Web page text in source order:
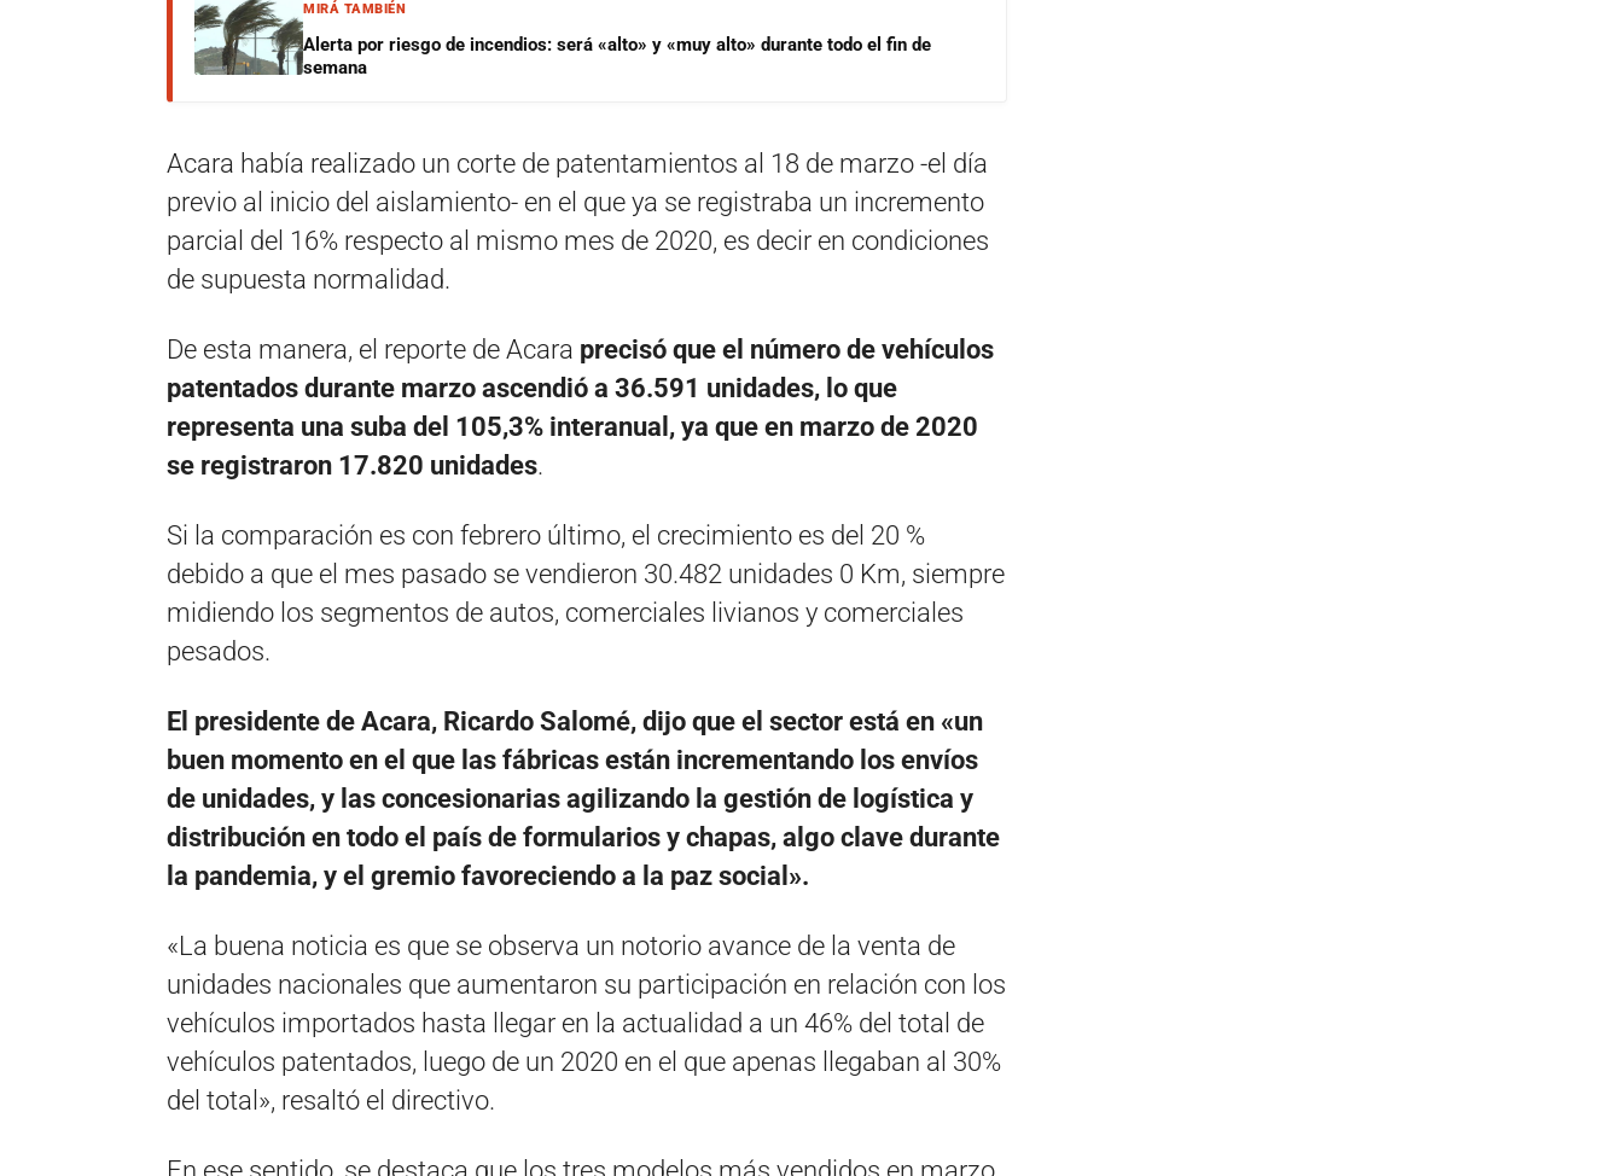
MIRÁ TAMBIÉN
Alerta por riesgo de incendios: será «alto» y «muy alto» durante todo el fin de
semana
Acara había realizado un corte de patentamientos al 18 de marzo -el día
previo al inicio del aislamiento- en el que ya se registraba un incremento
parcial del 16% respecto al mismo mes de 2020, es decir en condiciones
de supuesta normalidad.
De esta manera, el reporte de Acara precisó que el número de vehículos
patentados durante marzo ascendió a 36.591 unidades, lo que
representa una suba del 105,3% interanual, ya que en marzo de 2020
se registraron 17.820 unidades.
Si la comparación es con febrero último, el crecimiento es del 20 %
debido a que el mes pasado se vendieron 30.482 unidades 0 Km, siempre
midiendo los segmentos de autos, comerciales livianos y comerciales
pesados.
El presidente de Acara, Ricardo Salomé, dijo que el sector está en «un
buen momento en el que las fábricas están incrementando los envíos
de unidades, y las concesionarias agilizando la gestión de logística y
distribución en todo el país de formularios y chapas, algo clave durante
la pandemia, y el gremio favoreciendo a la paz social».
«La buena noticia es que se observa un notorio avance de la venta de
unidades nacionales que aumentaron su participación en relación con los
vehículos importados hasta llegar en la actualidad a un 46% del total de
vehículos patentados, luego de un 2020 en el que apenas llegaban al 30%
del total», resaltó el directivo.